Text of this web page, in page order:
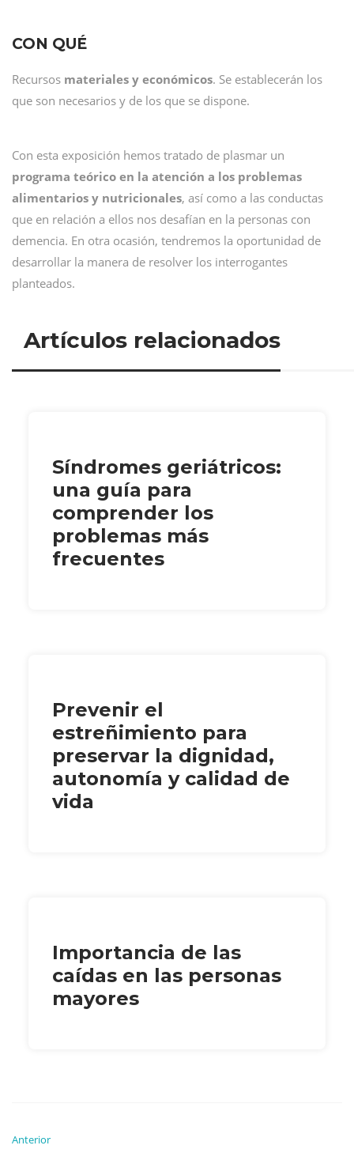
CON QUÉ
Recursos materiales y económicos. Se establecerán los
que son necesarios y de los que se dispone.
Con esta exposición hemos tratado de plasmar un
programa teórico en la atención a los problemas
alimentarios y nutricionales, así como a las conductas
que en relación a ellos nos desafían en la personas con
demencia. En otra ocasión, tendremos la oportunidad de
desarrollar la manera de resolver los interrogantes
planteados.
Artículos relacionados
Síndromes geriátricos:
una guía para
comprender los
problemas más
frecuentes
Prevenir el
estreñimiento para
preservar la dignidad,
autonomía y calidad de
vida
Importancia de las
caídas en las personas
mayores
Anterior